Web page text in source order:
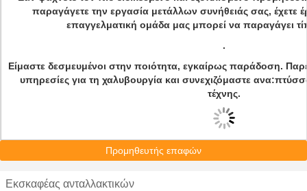
παραγάγετε την εργασία μετάλλων συνήθειάς σας, έχετε
επαγγελματική ομάδα μας μπορεί να παραγάγει
.
Είμαστε δεσμευμένοι στην ποιότητα, εγκαίρως παράδοση.
υπηρεσίες για τη χαλυβουργία και συνεχιζόμαστε
τέχνης.
Προμηθευτής επαφών
Εκσκαφέας ανταλλακτικών